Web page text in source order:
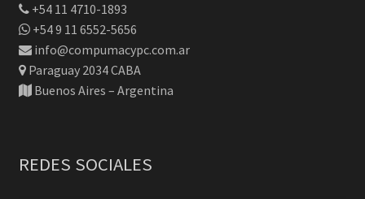
+54 11 4710-1893
+54 9 11 6552-5656
info@compumacypc.com.ar
Paraguay 2034 CABA
Buenos Aires – Argentina
REDES SOCIALES